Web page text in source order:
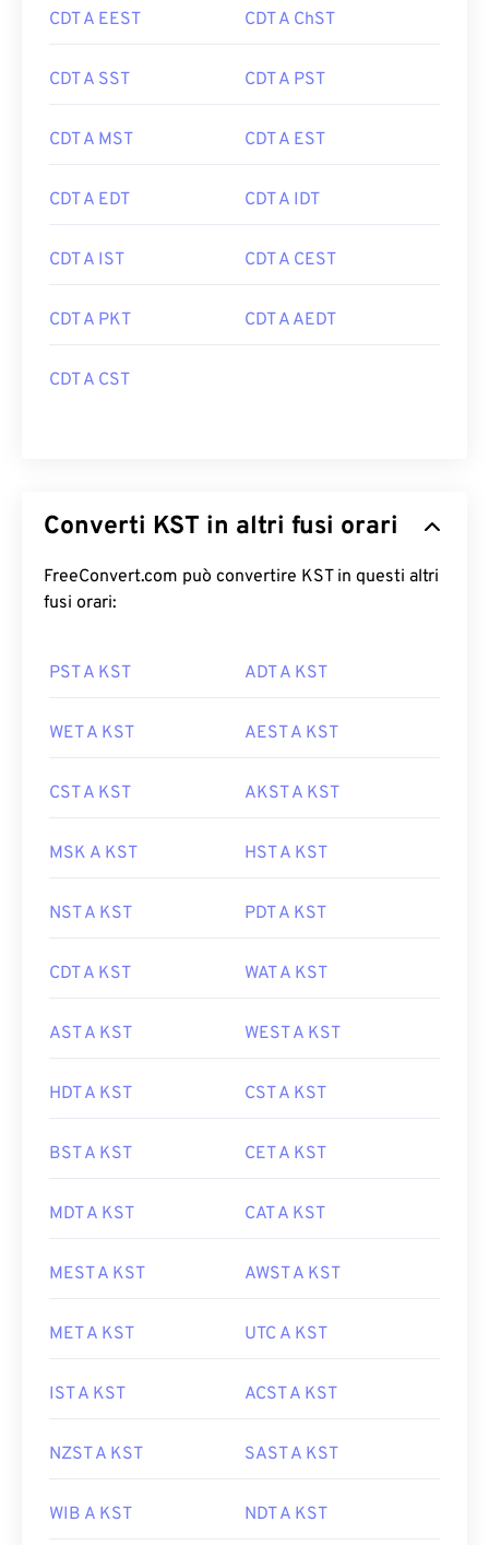
CDT A EEST CDT A ChST
CDT A SST CDT A PST
CDT A MST CDT A EST
CDT A EDT CDT A IDT
CDT A IST CDT A CEST
CDT A PKT CDT A AEDT
CDT A CST
Converti KST in altri fusi orari
FreeConvert.com può convertire KST in questi altri
fusi orari:
PST A KST ADT A KST
WET A KST AEST A KST
CST A KST AKST A KST
MSK A KST HST A KST
NST A KST PDT A KST
CDT A KST WAT A KST
AST A KST WEST A KST
HDT A KST CST A KST
BST A KST CET A KST
MDT A KST CAT A KST
MEST A KST AWST A KST
MET A KST UTC A KST
IST A KST ACST A KST
NZST A KST SAST A KST
WIB A KST NDT A KST